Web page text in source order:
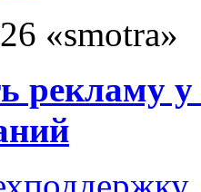
«smotra»
рекламу у